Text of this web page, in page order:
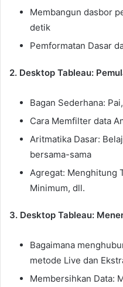
Membangun dasbor
detik
Pemformatan Dasar
2. Desktop Tableau:
Bagan Sederhana:
Cara Memfilter data
Aritmatika Dasar:
bersama-sama
Agregat: Menghitung
Minimum, dll.
3. Desktop Tableau:
Bagaimana
metode Live dan
Membersihkan Data: